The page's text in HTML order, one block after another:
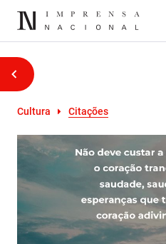
Cultura Citações